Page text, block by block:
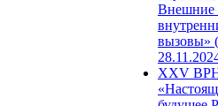
Внешние
вызовы»
XXV